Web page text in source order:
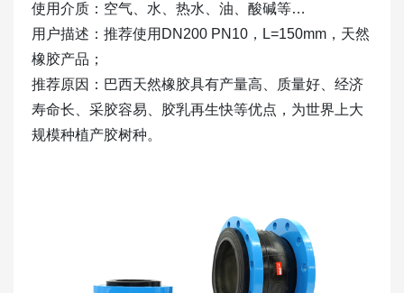
使用介质：空气、水、热水、油、酸碱等…
用户描述：推荐使用DN200 PN10，L=150mm，天然
橡胶产品；
推荐原因：巴西天然橡胶具有产量高、质量好、经济
寿命长、采胶容易、胶乳再生快等优点，为世界上大
规模种植产胶树种。